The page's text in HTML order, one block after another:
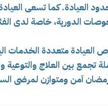
العيادة. كما تسعى
الدورية، خاصة لدى
العيادة متعددة الخدمات
تجمع بين العلاج
آمن ومتوازن لمرضى